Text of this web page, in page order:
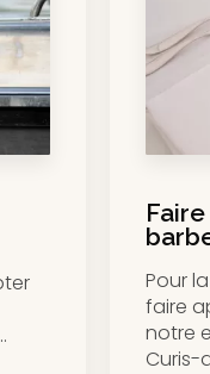
Pour
faire
notre
Curis-